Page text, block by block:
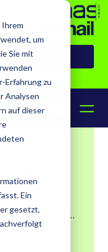
um
Sie mit
Erfahrung zu
Analysen
auf dieser
Ein
gesetzt,
für
erfahren
macht und
schwierige